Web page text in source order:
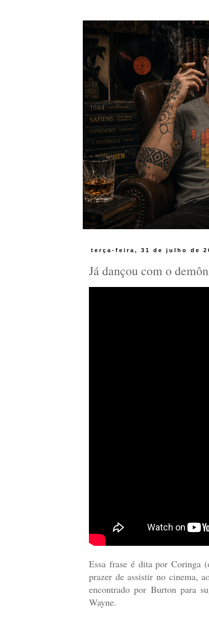
terça-feira, 31 de julho de
Já dançou com o
Essa frase é dita por Coringa
prazer de assistir no cinema,
encontrado por Burton para
Wayne.